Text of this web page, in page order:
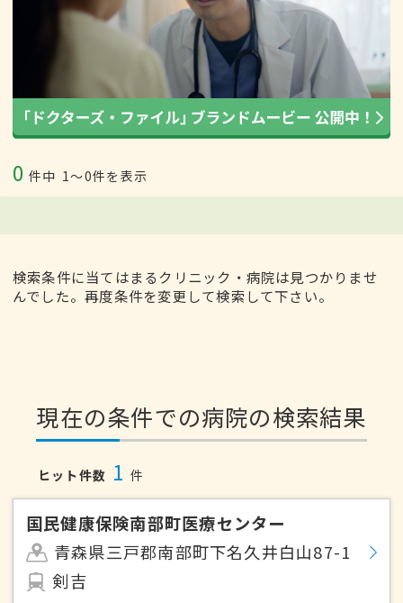
0 件中 1〜0件を表示
検索条件に当てはまるクリニック・病院は見つかりませ
んでした。再度条件を変更して検索して下さい。
現在の条件での病院の検索結果
ヒット件数 1 件
国民健康保険南部町医療センター
青森県三戸郡南部町下名久井白山87-1
剣吉